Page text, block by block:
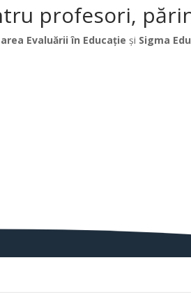
profesori,
Evaluării în Educație și Sigma